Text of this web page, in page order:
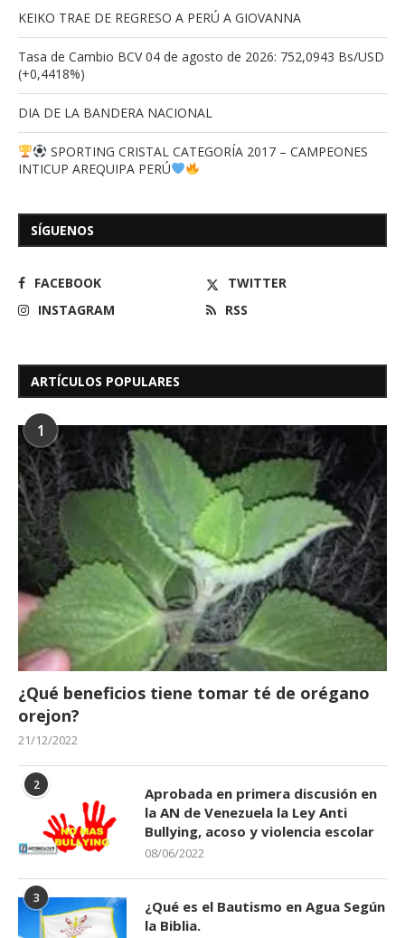
KEIKO TRAE DE REGRESO A PERÚ A GIOVANNA
Tasa de Cambio BCV 04 de agosto de 2026: 752,0943 Bs/USD
(+0,4418%)
DIA DE LA BANDERA NACIONAL
SPORTING CRISTAL CATEGORÍA 2017 – CAMPEONES
INTICUP AREQUIPA PERÚ
SÍGUENOS
FACEBOOK
TWITTER
INSTAGRAM
RSS
ARTÍCULOS POPULARES
1
¿Qué beneficios tiene tomar té de orégano
orejon?
21/12/2022
2
Aprobada en primera discusión en
la AN de Venezuela la Ley Anti
Bullying, acoso y violencia escolar
08/06/2022
3
¿Qué es el Bautismo en Agua Según
la Biblia.